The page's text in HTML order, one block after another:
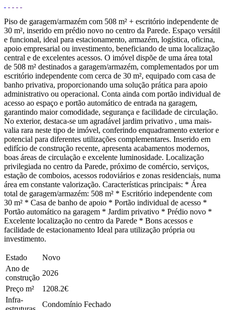
Piso de garagem/armazém com 508 m² + escritório independente de
30 m², inserido em prédio novo no centro da Parede. Espaço versátil
e funcional, ideal para estacionamento, armazém, logística, oficina,
apoio empresarial ou investimento, beneficiando de uma localização
central e de excelentes acessos. O imóvel dispõe de uma área total
de 508 m² destinados a garagem/armazém, complementados por um
escritório independente com cerca de 30 m², equipado com casa de
banho privativa, proporcionando uma solução prática para apoio
administrativo ou operacional. Conta ainda com portão individual de
acesso ao espaço e portão automático de entrada na garagem,
garantindo maior comodidade, segurança e facilidade de circulação.
No exterior, destaca-se um agradável jardim privativo , uma mais-
valia rara neste tipo de imóvel, conferindo enquadramento exterior e
potencial para diferentes utilizações complementares. Inserido em
edifício de construção recente, apresenta acabamentos modernos,
boas áreas de circulação e excelente luminosidade. Localização
privilegiada no centro da Parede, próximo de comércio, serviços,
estação de comboios, acessos rodoviários e zonas residenciais, numa
área em constante valorização. Características principais: * Área
total de garagem/armazém: 508 m² * Escritório independente com
30 m² * Casa de banho de apoio * Portão individual de acesso *
Portão automático na garagem * Jardim privativo * Prédio novo *
Excelente localização no centro da Parede * Bons acessos e
facilidade de estacionamento Ideal para utilização própria ou
investimento.
Estado
Novo
Ano de
construção
2026
Preço m²
1208.2€
Infra-
Condomínio Fechado